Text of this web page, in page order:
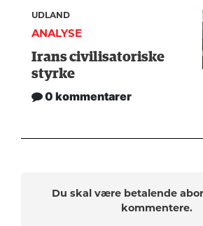
UDLAND
ANALYSE
Irans civilisatoriske
styrke
0 kommentarer
Du skal være betalende
kommentere.